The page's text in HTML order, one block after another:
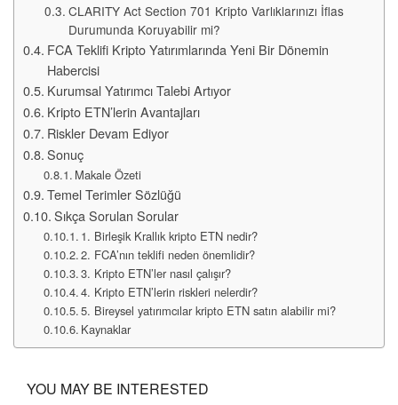
CLARITY Act Section 701 Kripto Varlıklarınızı İflas
Durumunda Koruyabilir mi?
FCA Teklifi Kripto Yatırımlarında Yeni Bir Dönemin
Habercisi
Kurumsal Yatırımcı Talebi Artıyor
Kripto ETN’lerin Avantajları
Riskler Devam Ediyor
Sonuç
Makale Özeti
Temel Terimler Sözlüğü
Sıkça Sorulan Sorular
1. Birleşik Krallık kripto ETN nedir?
2. FCA’nın teklifi neden önemlidir?
3. Kripto ETN’ler nasıl çalışır?
4. Kripto ETN’lerin riskleri nelerdir?
5. Bireysel yatırımcılar kripto ETN satın alabilir mi?
Kaynaklar
YOU MAY BE INTERESTED